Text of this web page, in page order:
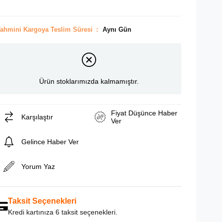
Kargoya Teslim Süresi : Aynı Gün
Ürün stoklarımızda kalmamıştır.
Karşılaştır
Fiyat Düşünce Haber
Ver
Gelince Haber Ver
Yorum Yaz
Taksit Seçenekleri
Kredi kartınıza 6 taksit seçenekleri.